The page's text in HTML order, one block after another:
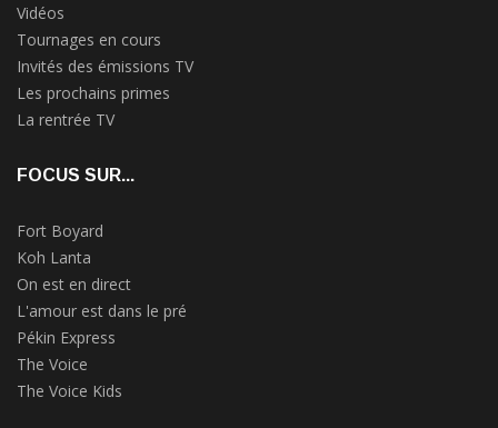
Vidéos
Tournages en cours
Invités des émissions TV
Les prochains primes
La rentrée TV
FOCUS SUR...
Fort Boyard
Koh Lanta
On est en direct
L'amour est dans le pré
Pékin Express
The Voice
The Voice Kids